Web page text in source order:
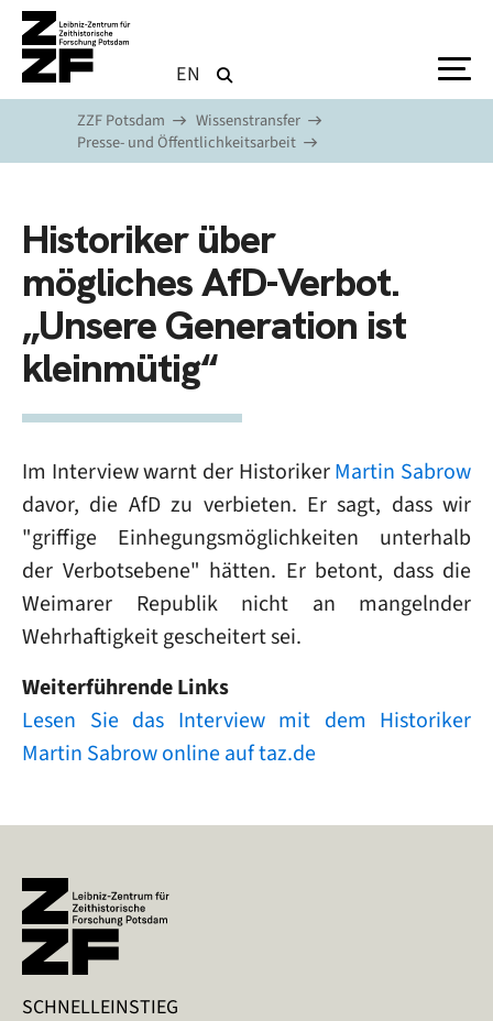
Direkt zum Inhalt
EN
ZZF Potsdam
Wissenstransfer
Presse- und Öffentlichkeitsarbeit
Historiker über
mögliches AfD-Verbot.
„Unsere Generation ist
kleinmütig“
Im Interview warnt der HistorikerMartin Sabrow
davor, die AfD zu verbieten. Er sagt, dass wir
"griffige Einhegungsmöglichkeiten unterhalb
der Verbotsebene" hätten. Er betont, dass die
Weimarer Republik nicht an mangelnder
Wehrhaftigkeit gescheitert sei.
Weiterführende Links
Lesen Sie das Interview mit dem Historiker
Martin Sabrow online auf taz.de
SCHNELLEINSTIEG